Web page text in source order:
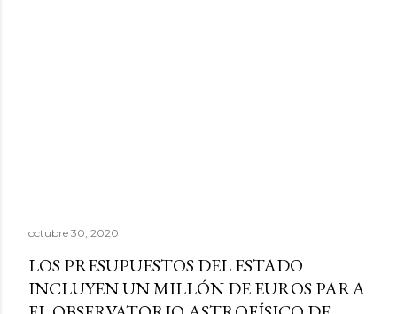
octubre 30, 2020
LOS PRESUPUESTOS DEL ESTADO
INCLUYEN UN MILLÓN DE EUROS PARA